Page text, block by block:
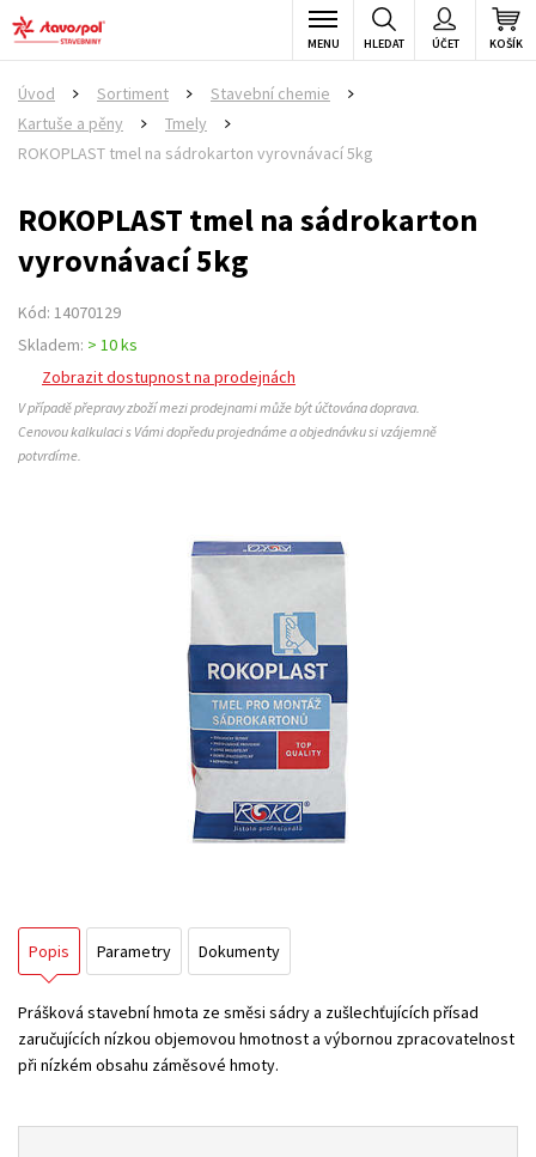
KOŠÍK
ÚČET
HLEDAT
MENU
Úvod Sortiment Stavební chemie
Kartuše a pěny
Tmely
ROKOPLAST tmel na sádrokarton vyrovnávací 5kg
ROKOPLAST tmel na sádrokarton
vyrovnávací 5kg
Kód: 14070129
Skladem: > 10 ks
Zobrazit dostupnost na prodejnách
V případě přepravy zboží mezi prodejnami může být účtována doprava.
Cenovou kalkulaci s Vámi dopředu projednáme a objednávku si vzájemně
potvrdíme.
Popis Parametry Dokumenty
Prášková stavební hmota ze směsi sádry a zušlechťujících přísad
zaručujících nízkou objemovou hmotnost a výbornou zpracovatelnost
při nízkém obsahu záměsové hmoty.